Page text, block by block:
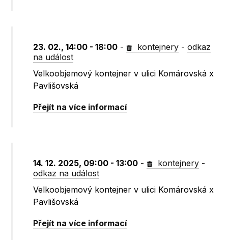
23. 02., 14:00 - 18:00 - kontejnery -odkaz
na událost
Velkoobjemový kontejner v ulici Komárovská x
Pavlišovská
Přejít na více informací
14. 12. 2025, 09:00 - 13:00 - kontejnery -
odkaz na událost
Velkoobjemový kontejner v ulici Komárovská x
Pavlišovská
Přejít na více informací